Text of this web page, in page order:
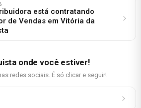
está contratando
de Vendas em Vitória da
onde você estiver!
redes sociais. É só clicar e seguir!